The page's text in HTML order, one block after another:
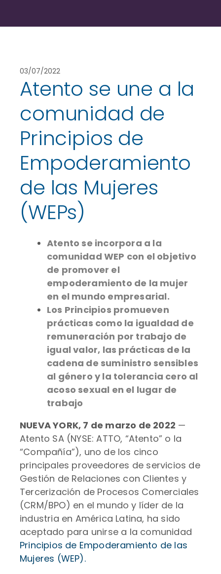
03/07/2022
Atento se une a la
comunidad de
Principios de
Empoderamiento
de las Mujeres
(WEPs)
Atento se incorpora a la
comunidad WEP con el objetivo
de promover el
empoderamiento de la mujer
en el mundo empresarial.
Los Principios promueven
prácticas como la igualdad de
remuneración por trabajo de
igual valor, las prácticas de la
cadena de suministro sensibles
al género y la tolerancia cero al
acoso sexual en el lugar de
trabajo
NUEVA YORK, 7 de marzo de 2022 —
Atento SA (NYSE: ATTO, “Atento” o la
“Compañía”), uno de los cinco
principales proveedores de servicios de
Gestión de Relaciones con Clientes y
Tercerización de Procesos Comerciales
(CRM/BPO) en el mundo y líder de la
industria en América Latina, ha sido
aceptado para unirse a la comunidad
Principios de Empoderamiento de las
Mujeres (WEP).